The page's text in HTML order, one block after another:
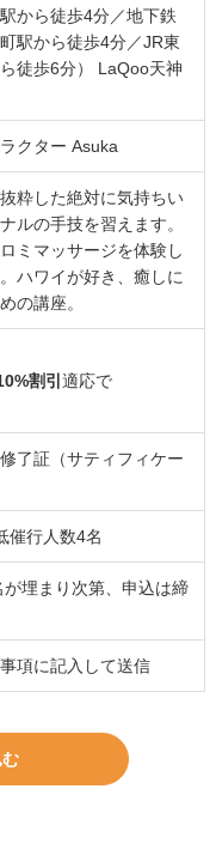
から徒歩4分／地下鉄
駅から徒歩4分／JR東
徒歩6分） LaQoo天神
クター Asuka
粋した絶対に気持ちい
ルの手技を習えます。
ミマッサージを体験し
ハワイが好き、癒しに
の講座。
割引適応で
了証（サティフィケー
催行人数4名
埋まり次第、申込は締
項に記入して送信